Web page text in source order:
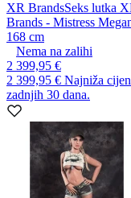
XR BrandsSeks lutka
Brands - Mistress
168 cm
Nema na zalihi
2 399,95 €
2 399,95 € Najniža
zadnjih 30 dana.